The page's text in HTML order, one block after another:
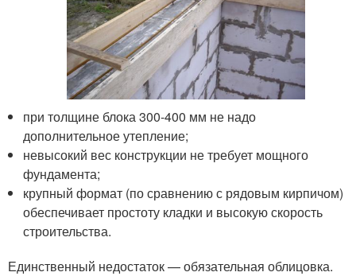
при толщине блока 300-400 мм не надо
дополнительное утепление;
невысокий вес конструкции не требует мощного
фундамента;
крупный формат (по сравнению с рядовым кирпичом)
обеспечивает простоту кладки и высокую скорость
строительства.
Единственный недостаток — обязательная облицовка.